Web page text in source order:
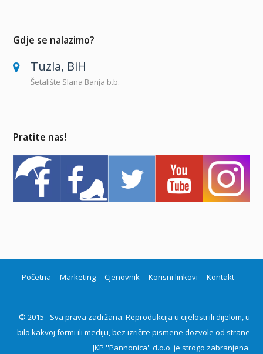
Gdje se nalazimo?
Tuzla, BiH
Šetalište Slana Banja b.b.
Pratite nas!
Početna Marketing Cjenovnik Korisni linkovi Kontakt
© 2015 - Sva prava zadržana. Reprodukcija u cijelosti ili dijelom, u
bilo kakvoj formi ili mediju, bez izričite pismene dozvole od strane
JKP ''Pannonica'' d.o.o. je strogo zabranjena.